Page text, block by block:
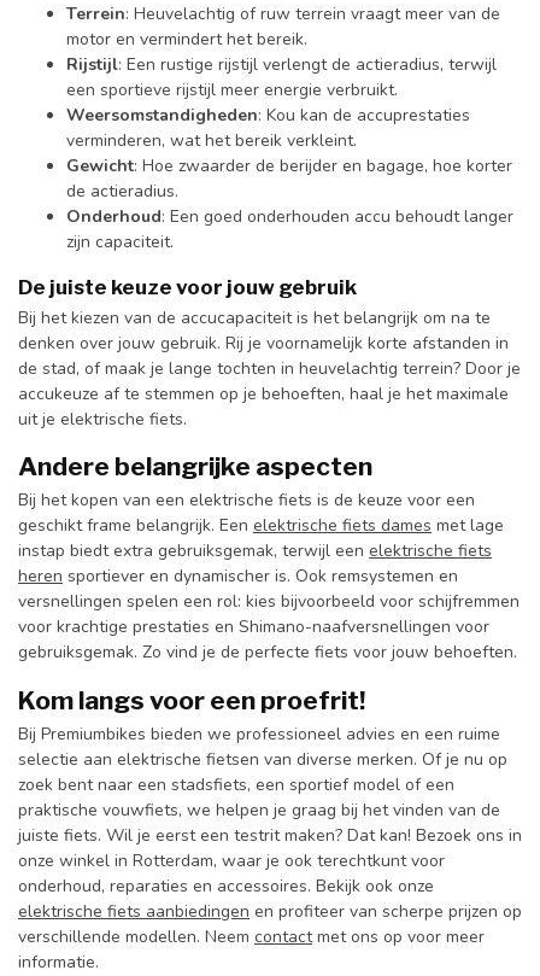
Terrein: Heuvelachtig of ruw terrein vraagt meer van de
motor en vermindert het bereik.
Rijstijl: Een rustige rijstijl verlengt de actieradius, terwijl
een sportieve rijstijl meer energie verbruikt.
Weersomstandigheden: Kou kan de accuprestaties
verminderen, wat het bereik verkleint.
Gewicht: Hoe zwaarder de berijder en bagage, hoe korter
de actieradius.
Onderhoud: Een goed onderhouden accu behoudt langer
zijn capaciteit.
De juiste keuze voor jouw gebruik
Bij het kiezen van de accucapaciteit is het belangrijk om na te
denken over jouw gebruik. Rij je voornamelijk korte afstanden in
de stad, of maak je lange tochten in heuvelachtig terrein? Door je
accukeuze af te stemmen op je behoeften, haal je het maximale
uit je elektrische fiets.
Andere belangrijke aspecten
Bij het kopen van een elektrische fiets is de keuze voor een
geschikt frame belangrijk. Een elektrische fiets dames met lage
instap biedt extra gebruiksgemak, terwijl een elektrische fiets
heren sportiever en dynamischer is. Ook remsystemen en
versnellingen spelen een rol: kies bijvoorbeeld voor schijfremmen
voor krachtige prestaties en Shimano-naafversnellingen voor
gebruiksgemak. Zo vind je de perfecte fiets voor jouw behoeften.
Kom langs voor een proefrit!
Bij Premiumbikes bieden we professioneel advies en een ruime
selectie aan elektrische fietsen van diverse merken. Of je nu op
zoek bent naar een stadsfiets, een sportief model of een
praktische vouwfiets, we helpen je graag bij het vinden van de
juiste fiets. Wil je eerst een testrit maken? Dat kan! Bezoek ons in
onze winkel in Rotterdam, waar je ook terechtkunt voor
onderhoud, reparaties en accessoires. Bekijk ook onze
elektrische fiets aanbiedingen en profiteer van scherpe prijzen op
verschillende modellen. Neem contactmet ons op voor meer
informatie.